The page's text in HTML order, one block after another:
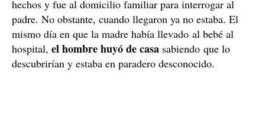
hechos y fue al domicilio familiar para interrogar al
padre. No obstante, cuando llegaron ya no estaba. El
mismo día en que la madre había llevado al bebé al
hospital, el hombre huyó de casa sabiendo que lo
descubrirían y estaba en paradero desconocido.